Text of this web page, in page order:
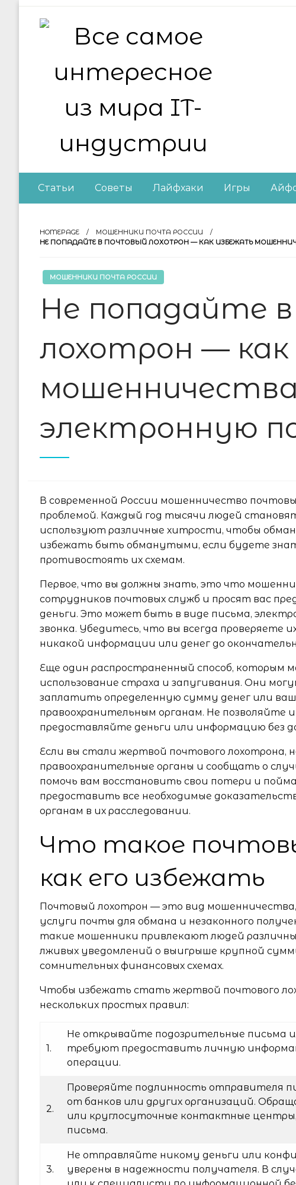
Skip
Все самое
Статьи Советы Лайфхаки Игры
HOMEPAGE
МОШЕННИКИ ПОЧТА РОССИИ
НЕ ПОПАДАЙТЕ В ПОЧТОВЫЙ ЛОХОТРОН — КАК ИЗБЕЖАТЬ
МОШЕННИКИ ПОЧТА РОССИИ
Не попадайте
лохотрон —
мошенничества
электронную
В современной России мошенничество
проблемой. Каждый год тысячи людей
используют различные хитрости, чтобы
избежать быть обманутыми, если будете
противостоять их схемам.
Первое, что вы должны знать, это что
сотрудников почтовых служб и просят вас
деньги. Это может быть в виде письма,
звонка. Убедитесь, что вы всегда проверяете
никакой информации или денег до
Еще один распространенный способ,
использование страха и запугивания. Они
заплатить определенную сумму денег или
правоохранительным органам. Не позволяйте
предоставляйте деньги или информацию без
Если вы стали жертвой почтового лохотрона,
правоохранительные органы и сообщать о
помочь вам восстановить свои потери и
предоставить все необходимые
органам в их расследовании.
Что такое
как его избежать
Почтовый лохотрон — это вид
услуги почты для обмана и незаконного
такие мошенники привлекают людей
лживых уведомлений о выигрыше крупной
сомнительных финансовых схемах.
Чтобы избежать стать жертвой почтового
нескольких простых правил:
1.
Не открывайте подозрительные письма
требуют предоставить личную
операции.
2.
Проверяйте подлинность отправителя
от банков или других организаций.
или круглосуточные контактные
письма.
3.
Не отправляйте никому деньги или
уверены в надежности получателя. В